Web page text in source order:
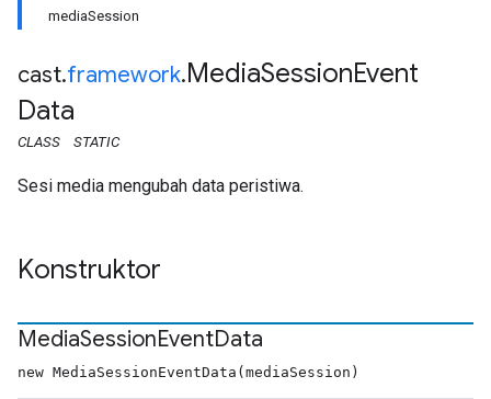
mediaSession
cast.framework.MediaSessionEvent
Data
CLASS STATIC
Sesi media mengubah data peristiwa.
Konstruktor
MediaSessionEventData
new MediaSessionEventData(mediaSession)